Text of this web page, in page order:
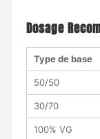
Dosage
Type de base
50/50
30/70
100% VG